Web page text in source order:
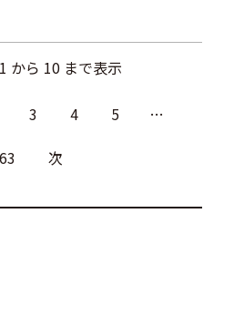
から 10 まで表示
3 4 5
…
63
次